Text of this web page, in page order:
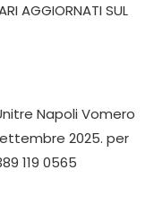
AGGIORNATI SUL
Napoli Vomero
2025. per
119 0565